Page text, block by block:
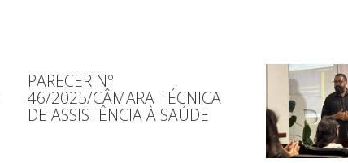
PARECER Nº
46/2025/CÂMARA TÉCNICA
DE ASSISTÊNCIA À SAÚDE